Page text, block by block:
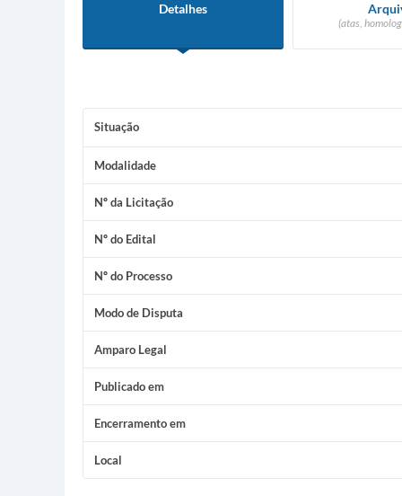
Detalhes
(atas,
Situação
Modalidade
Nº da Licitação
Nº do Edital
Nº do Processo
Modo de Disputa
Amparo Legal
Publicado em
Encerramento em
Local